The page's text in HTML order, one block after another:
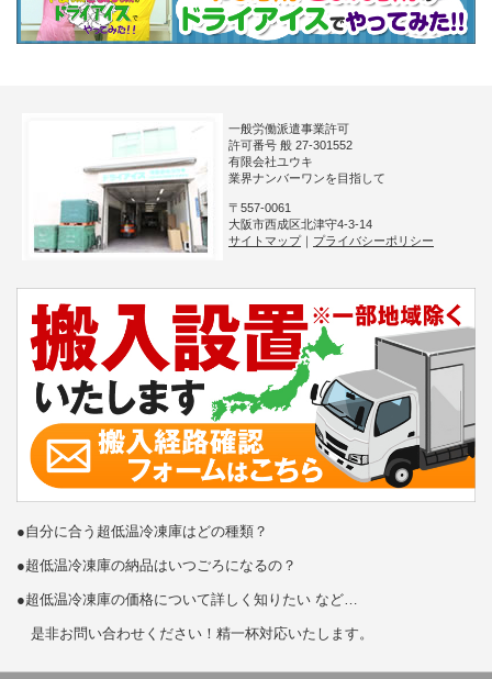
一般労働派遣事業許可
許可番号 般 27-301552
有限会社ユウキ
業界ナンバーワンを目指して
〒557-0061
大阪市西成区北津守4-3-14
サイトマップ｜ プライバシーポリシー
●自分に合う超低温冷凍庫はどの種類？
●超低温冷凍庫の納品はいつごろになるの？
●超低温冷凍庫の価格について詳しく知りたい など…
是非お問い合わせください！精一杯対応いたします。